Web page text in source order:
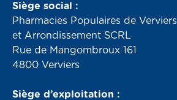
Siège social :
Pharmacies Populaires de Verviers
et Arrondissement SCRL
Rue de Mangombroux 161
4800 Verviers
Siège d’exploitation :